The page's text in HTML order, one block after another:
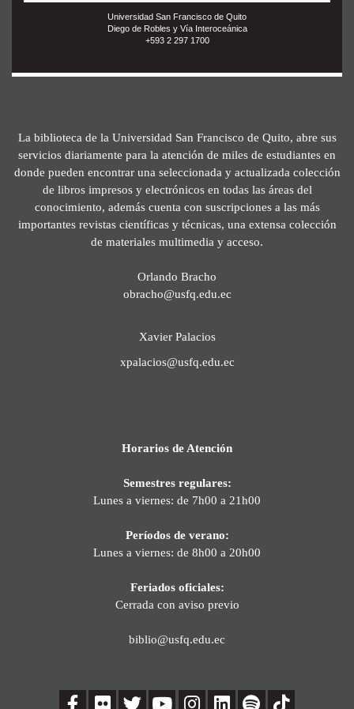
Universidad San Francisco de Quito
Diego de Robles y Vía Interoceánica
+593 2 297 1700
La biblioteca de la Universidad San Francisco de Quito, abre sus
servicios diariamente para la atención de miles de estudiantes en
donde pueden encontrar una seleccionada y actualizada colección
de libros impresos y electrónicos en todas las áreas del
conocimiento, además cuenta con suscripciones a las más
importantes revistas científicas y técnicas, una extensa colección
de materiales multimedia y acceso.
Orlando Bracho
obracho@usfq.edu.ec
Xavier Palacios
xpalacios@usfq.edu.ec
Horarios de Atención
Semestres regulares:
Lunes a viernes: de 7h00 a 21h00
Períodos de verano:
Lunes a viernes: de 8h00 a 20h00
Feriados oficiales:
Cerrada con aviso previo
biblio@usfq.edu.ec